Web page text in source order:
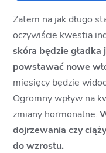
Zatem na jak długo
oczywiście kwestia
skóra będzie gładka
powstawać nowe
miesięcy będzie
Ogromny wpływ na
zmiany hormonalne.
dojrzewania czy
do wzrostu.